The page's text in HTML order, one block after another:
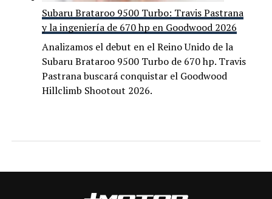
Subaru Brataroo 9500 Turbo: Travis Pastrana
y la ingeniería de 670 hp en Goodwood 2026
Analizamos el debut en el Reino Unido de la
Subaru Brataroo 9500 Turbo de 670 hp. Travis
Pastrana buscará conquistar el Goodwood
Hillclimb Shootout 2026.